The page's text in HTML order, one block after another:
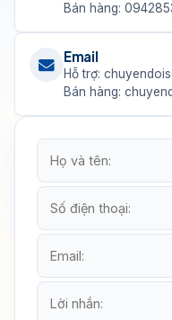
Bán hàng:
Email
Hỗ trợ:
Bán hàng: